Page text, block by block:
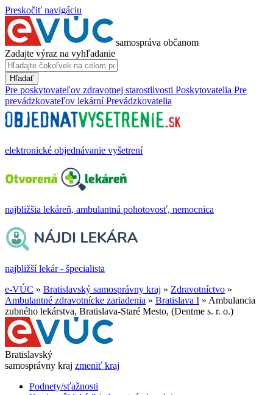
Preskočiť navigáciu
samospráva občanom
Zadajte výraz na vyhľadanie
Hľadať
Pre poskytovateľov zdravotnej starostlivosti Poskytovatelia Pre
prevádzkovateľov lekární Prevádzkovatelia
elektronické objednávanie vyšetrení
najbližšia lekáreň, ambulantná pohotovosť, nemocnica
najbližší lekár - špecialista
e-VÚC » Bratislavský samosprávny kraj » Zdravotníctvo »
Ambulantné zdravotnícke zariadenia » Bratislava I » Ambulancia
zubného lekárstva, Bratislava-Staré Mesto, (Dentme s. r. o.)
Bratislavský
samosprávny kraj zmeniť kraj
Podnety/sťažnosti